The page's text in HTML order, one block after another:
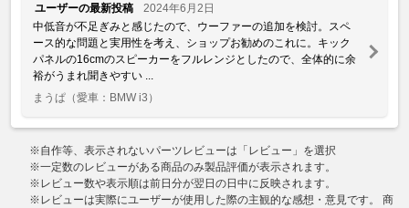
ユーザーの最新投稿
2024年6月2日
中低音が不足ぎみと感じたので、ウーファーの追加を検討。スペ
ース的な問題と実用性を考え、ショップお勧めのこれに。キック
パネルの16cmのスピーカーをフルレンジとしたので、全体的に余
裕がうまれ聞きやすい ...
まうぱ （愛車：BMW i3）
※自作等、表示されないパーツレビューは「レビュー」を選択
※一定数のレビューがある商品のみ製品評価が表示されます。
※レビュー数や表示順は前日分が翌日の日中に反映されます。
※レビューは実際にユーザーが使用した際の主観的な感想・意見です。 商